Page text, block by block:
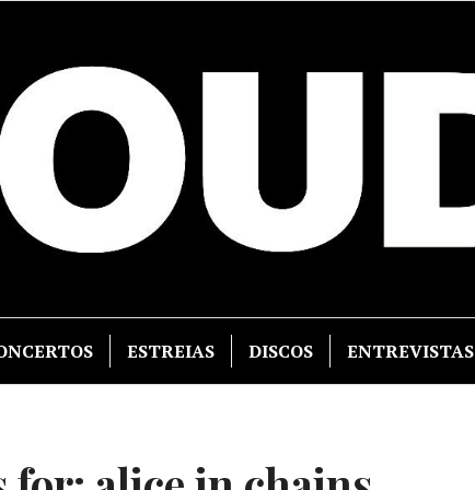
ESTREIAS DISCOS ENTREVISTAS